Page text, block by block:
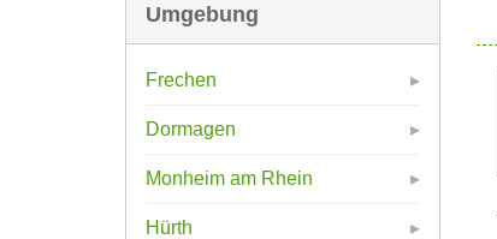
Umgebung
Frechen
Dormagen
Monheim am Rhein
Hürth